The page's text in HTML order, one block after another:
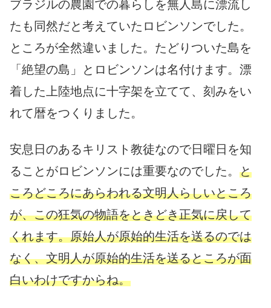
ブラジルの農園での暮らしを無人島に漂流し
たも同然だと考えていたロビンソンでした。
ところが全然違いました。たどりついた島を
「絶望の島」とロビンソンは名付けます。漂
着した上陸地点に十字架を立てて、刻みをい
れて暦をつくりました。
安息日のあるキリスト教徒なので日曜日を知
ることがロビンソンには重要なのでした。 と
ころどころにあらわれる文明人らしいところ
が、この狂気の物語をときどき正気に戻して
くれます。原始人が原始的生活を送るのでは
なく、文明人が原始的生活を送るところが面
白いわけですからね。